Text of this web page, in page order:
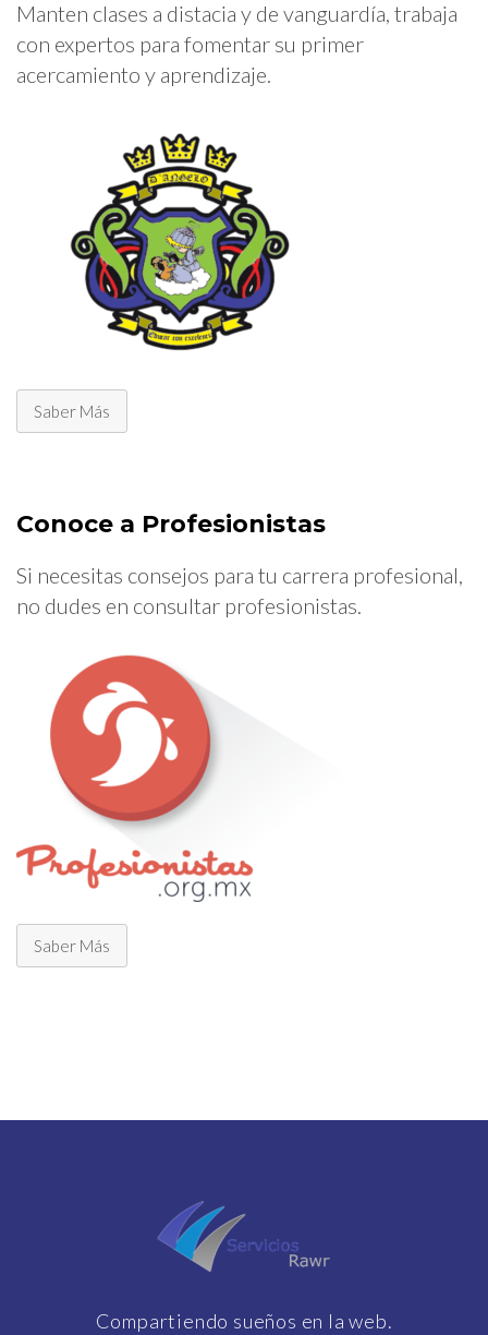
Manten clases a distacia y de vanguardía, trabaja
con expertos para fomentar su primer
acercamiento y aprendizaje.
Saber Más
Conoce a Profesionistas
Si necesitas consejos para tu carrera profesional,
no dudes en consultar profesionistas.
Saber Más
Compartiendo sueños en la web.